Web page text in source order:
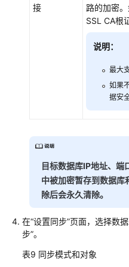
接
路的加密
SSL CA根
说明：
最大
如果
据安
目标数据库IP地址、端
中被加密暂存到数据库
除后会永久清除。
在“设置同步”页面，选择数
步”。
表9 同步模式和对象